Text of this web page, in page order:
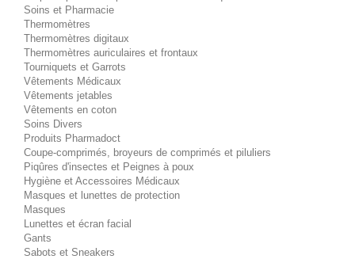
Soins et Pharmacie
Thermomètres
Thermomètres digitaux
Thermomètres auriculaires et frontaux
Tourniquets et Garrots
Vêtements Médicaux
Vêtements jetables
Vêtements en coton
Soins Divers
Produits Pharmadoct
Coupe-comprimés, broyeurs de comprimés et piluliers
Piqûres d'insectes et Peignes à poux
Hygiène et Accessoires Médicaux
Masques et lunettes de protection
Masques
Lunettes et écran facial
Gants
Sabots et Sneakers